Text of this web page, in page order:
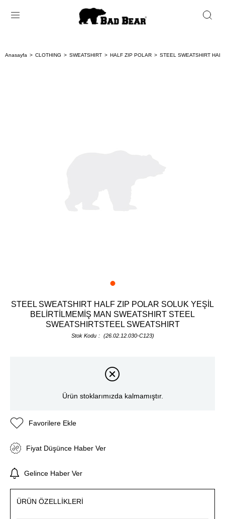
Anasayfa CLOTHING SWEATSHIRT HALF ZIP POLAR STEEL SWEATSHIRT
STEEL SWEATSHIRT HALF ZIP POLAR SOLUK YEŞİL
BELİRTİLMEMİŞ MAN SWEATSHIRT STEEL
SWEATSHIRTSTEEL SWEATSHIRT
Stok Kodu (26.02.12.030-C123)
Ürün stoklarımızda kalmamıştır.
Favorilere Ekle
Fiyat Düşünce Haber Ver
Gelince Haber Ver
ÜRÜN ÖZELLIKLERI